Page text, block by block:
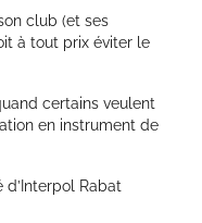
club (et ses
à tout prix éviter le
certains veulent
en instrument de
d’Interpol Rabat